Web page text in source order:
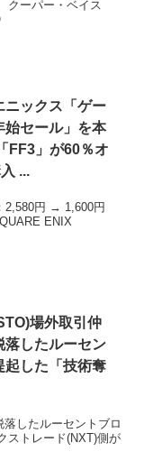
クーパー・ベイス
ニックス「ゲー
始セール」を本
FF3」が60％オ
...
2,580円 → 1,600円
ENIX
)場外取引仲
落したルーセン
起した「技術奪
したルーセントブロ
ストレード(NXT)側が